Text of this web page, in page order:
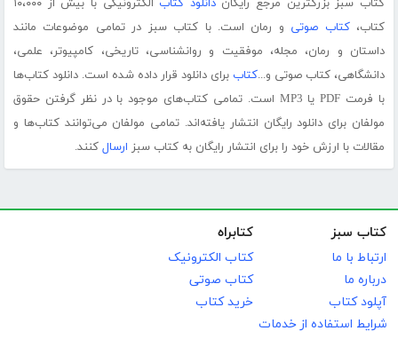
کتاب سبز بزرگترین مرجع رایگاندانلود کتاب
الکترونیکی با بیش از ۱۰،۰۰۰
کتاب،کتاب صوتی و رمان است. با کتاب سبز در تمامی موضوعات مانند
داستان و رمان، مجله، موفقیت و روانشناسی، تاریخی، کامپیوتر، علمی،
دانشگاهی، کتاب صوتی و...کتاب برای دانلود قرار داده شده است. دانلود کتاب‌ها
با فرمت PDF یا MP3 است. تمامی کتاب‌های موجود با در نظر گرفتن حقوق
مولفان برای دانلود رایگان انتشار یافته‌اند. تمامی مولفان می‌توانند کتاب‌ها و
مقالات با ارزش خود را برای انتشار رایگان به کتاب سبز ارسال کنند.
کتاب سبز
ارتباط با ما
درباره ما
آپلود کتاب
شرایط استفاده از خدمات
کتابراه
کتاب الکترونیک
کتاب صوتی
خرید کتاب